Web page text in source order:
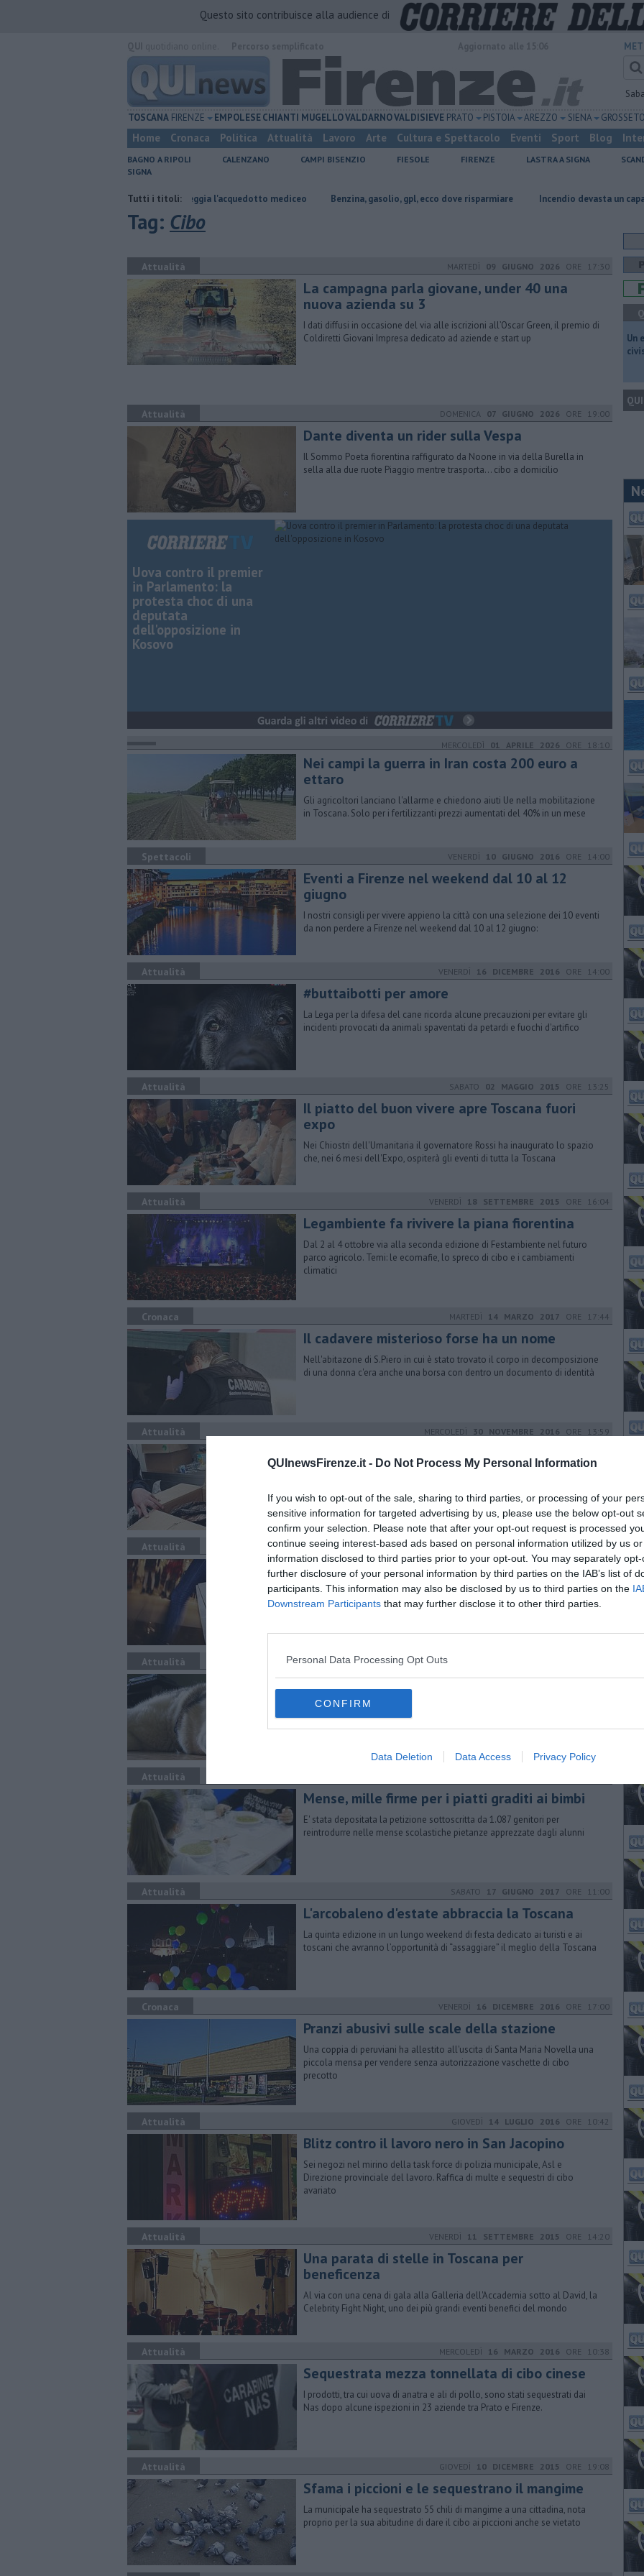
QUInewsFirenze.it - Do Not Process My Personal Information
If you wish to opt-out of the sale, sharing to third parties, or processing of your
sensitive information for targeted advertising by us, please use the below opt-out
confirm your selection. Please note that after your opt-out request is processed
continue seeing interest-based ads based on personal information utilized by us
information disclosed to third parties prior to your opt-out. You may separately
further disclosure of your personal information by third parties on the IAB’s list of
participants. This information may also be disclosed by us to third parties on the
Downstream Participants that may further disclose it to other third parties.
Personal Data Processing Opt Outs
CONFIRM
Data Deletion Data Access Privacy Policy
Questo sito contribuisce alla audience di
TOSCANA FIRENZE EMPOLESECHIANTI MUGELLOVALDARNOVALDISIEVE PRATO PISTOIA AREZZO SIENA GROSSETO
Home Cronaca Politica Attualità Lavoro Arte Cultura e Spettacolo Eventi Sport Blog
BAGNO A RIPOLI CALENZANO CAMPI BISENZIO FIESOLE FIRENZE LASTRA A SIGNA
SIGNA
Tutti i titoli:
Per captare l'acqua danneggia l'acquedotto mediceo ​Benzina, gasolio, gpl, ecco dove risparmiare Incendio devasta un capannone, parte
Tag: Cibo
Attualità MARTEDÌ 09 GIUGNO 2026 ORE 17:30
La campagna parla giovane, under 40 una
nuova azienda su 3
I dati diffusi in occasione del via alle iscrizioni all’Oscar Green, il premio di
Coldiretti Giovani Impresa dedicato ad aziende e start up
Attualità DOMENICA 07 GIUGNO 2026 ORE 19:00
Dante diventa un rider sulla Vespa
Il Sommo Poeta fiorentina raffigurato da Noone in via della Burella in
sella alla due ruote Piaggio mentre trasporta... cibo a domicilio
Uova contro il premier
in Parlamento: la
protesta choc di una
deputata
dell'opposizione in
Kosovo
MERCOLEDÌ 01 APRILE 2026 ORE 18:10
Nei campi la guerra in Iran costa 200 euro a
ettaro
Gli agricoltori lanciano l'allarme e chiedono aiuti Ue nella mobilitazione
in Toscana. Solo per i fertilizzanti prezzi aumentati del 40% in un mese
Spettacoli VENERDÌ 10 GIUGNO 2016 ORE 14:00
Eventi a Firenze nel weekend dal 10 al 12
giugno
I nostri consigli per vivere appieno la città con una selezione dei 10 eventi
da non perdere a Firenze nel weekend dal 10 al 12 giugno:
Attualità VENERDÌ 16 DICEMBRE 2016 ORE 14:00
#buttaibotti per amore
La Lega per la difesa del cane ricorda alcune precauzioni per evitare gli
incidenti provocati da animali spaventati da petardi e fuochi d'artifico
Attualità SABATO 02 MAGGIO 2015 ORE 13:25
Il piatto del buon vivere apre Toscana fuori
expo
Nei Chiostri dell'Umanitaria il governatore Rossi ha inaugurato lo spazio
che, nei 6 mesi dell'Expo, ospiterà gli eventi di tutta la Toscana
Attualità VENERDÌ 18 SETTEMBRE 2015 ORE 16:04
Legambiente fa rivivere la piana fiorentina
Dal 2 al 4 ottobre via alla seconda edizione di Festambiente nel futuro
parco agricolo. Temi: le ecomafie, lo spreco di cibo e i cambiamenti
climatici
Cronaca MARTEDÌ 14 MARZO 2017 ORE 17:44
Il cadavere misterioso forse ha un nome
Nell'abitazone di S.Piero in cui è stato trovato il corpo in decomposizione
di una donna c'era anche una borsa con dentro un documento di identità
Attualità MERCOLEDÌ 30 NOVEMBRE 2016 ORE 13:59
Attualità SABATO 25 NOVEMBRE 2017ORE 18:13
Il Black Friday sorride ai registratori di cassa
Secondo Confartigianato Firenze l'assalto ai negozi nella giornata
dedicata agli sconti ha prodotto un balzo del 15 per cento nelle vendite
Attualità VENERDÌ
​Va in Cina e il cane resta sul terrazzo rovente
Le guardie zoofile dell'Enpa e la municipale hanno salvato un husky
abbandonato da giorni. I suoi guaiti per il troppo caldo hanno allarmato i
vicini
Attualità
Mense, mille firme per i piatti graditi ai bimbi
E' stata depositata la petizione sottoscritta da 1.087 genitori per
reintrodurre nelle mense scolastiche pietanze apprezzate dagli alunni
Attualità SABATO 17 GIUGNO 2017 ORE 11:00
L'arcobaleno d'estate abbraccia la Toscana
La quinta edizione in un lungo weekend di festa dedicato ai turisti e ai
toscani che avranno l’opportunità di “assaggiare” il meglio della Toscana
Cronaca VENERDÌ 16 DICEMBRE 2016 ORE 17:00
Pranzi abusivi sulle scale della stazione
Una coppia di peruviani ha allestito all'uscita di Santa Maria Novella una
piccola mensa per vendere senza autorizzazione vaschette di cibo
precotto
Attualità GIOVEDÌ 14 LUGLIO 2016 ORE 10:42
Blitz contro il lavoro nero in San Jacopino
Sei negozi nel mirino della task force di polizia municipale, Asl e
Direzione provinciale del lavoro. Raffica di multe e sequestri di cibo
avariato
Attualità VENERDÌ 11 SETTEMBRE 2015 ORE 14:20
Una parata di stelle in Toscana per
beneficenza
Al via con una cena di gala alla Galleria dell'Accademia sotto al David, la
Celebrity Fight Night, uno dei più grandi eventi benefici del mondo
Attualità MERCOLEDÌ 16 MARZO 2016 ORE 10:38
​Sequestrata mezza tonnellata di cibo cinese
I prodotti, tra cui uova di anatra e ali di pollo, sono stati sequestrati dai
Nas dopo alcune ispezioni in 23 aziende tra Prato e Firenze.
Attualità GIOVEDÌ 10 DICEMBRE 2015 ORE 19:08
Sfama i piccioni e le sequestrano il mangime
La municipale ha sequestrato 55 chili di mangime a una cittadina, nota
proprio per la sua abitudine di dare il cibo ai piccioni anche se vietato
​Un
QUI